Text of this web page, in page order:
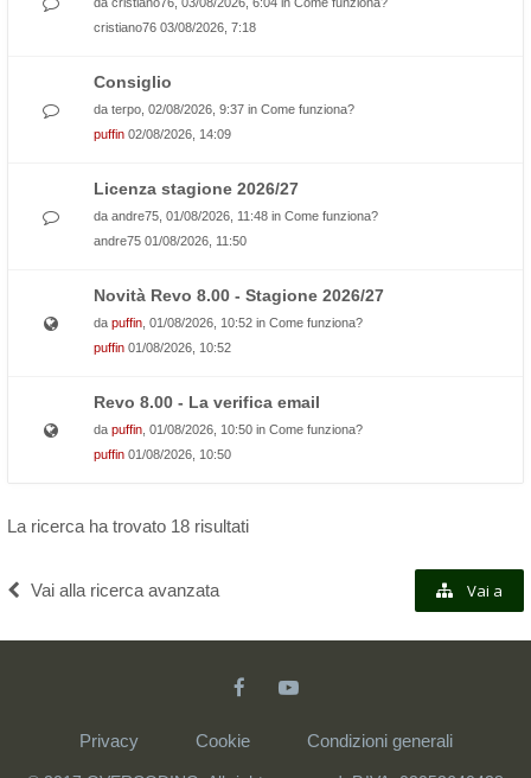
cristiano76 03/08/2026, 7:18
Consiglio
da terpo , 02/08/2026, 9:37 in Come funziona?
puffin 02/08/2026, 14:09
Licenza stagione 2026/27
da andre75 , 01/08/2026, 11:48 in Come funziona?
andre75 01/08/2026, 11:50
Novità Revo 8.00 - Stagione 2026/27
da puffin , 01/08/2026, 10:52 in Come funziona?
puffin 01/08/2026, 10:52
Revo 8.00 - La verifica email
da puffin , 01/08/2026, 10:50 in Come funziona?
puffin 01/08/2026, 10:50
La ricerca ha trovato 18 risultati
Vai alla ricerca avanzata Vai a
Privacy Cookie Condizioni generali